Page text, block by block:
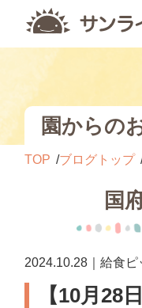
園からの
TOP ブログトップ
国
2024.10.28｜給食
【10月28